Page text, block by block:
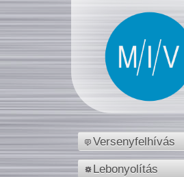
Versenyfelhívás
Lebonyolítás